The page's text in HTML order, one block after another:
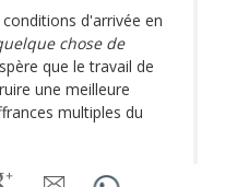
d'arrivée en
chose de
que le travail de
une meilleure
multiples du